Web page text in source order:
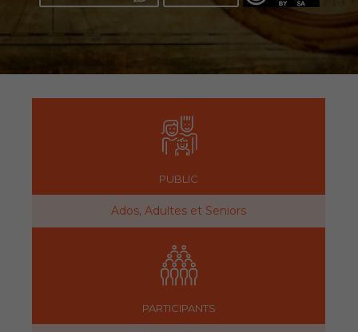
PUBLIC
Ados, Adultes et Seniors
PARTICIPANTS